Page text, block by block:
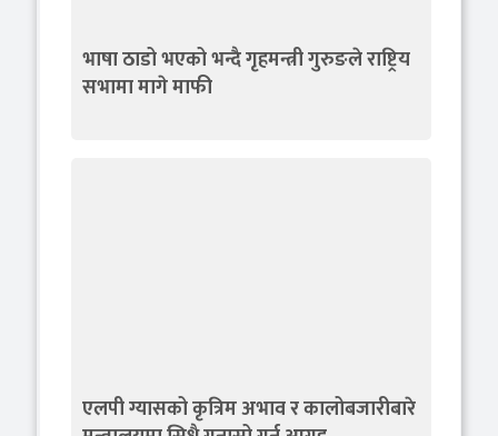
भाषा ठाडो भएको भन्दै गृहमन्त्री गुरुङले राष्ट्रिय
सभामा मागे माफी
एलपी ग्यासको कृत्रिम अभाव र कालोबजारीबारे